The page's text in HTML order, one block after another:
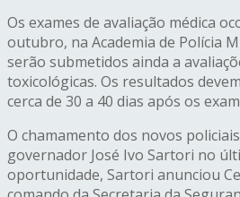
Os exames de avaliação médica
outubro, na Academia de Polícia
serão submetidos ainda a
toxicológicas. Os resultados
cerca de 30 a 40 dias após os
O chamamento dos novos
governador José Ivo Sartori no
oportunidade, Sartori anunciou